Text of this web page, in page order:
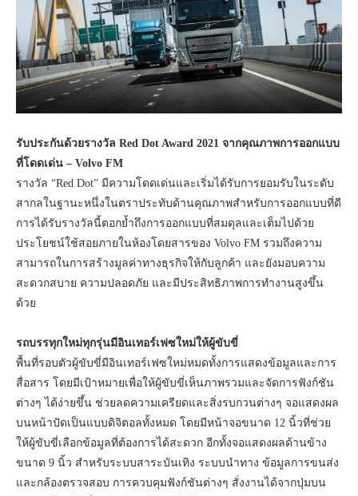
รับประกันด้วยรางวัล Red Dot Award 2021 จากคุณภาพการออกแบบ
ที่โดดเด่น – Volvo FM
รางวัล “Red Dot” มีความโดดเด่นและเริ่มได้รับการยอมรับในระดับ
สากลในฐานะหนึ่งในตราประทับด้านคุณภาพสำหรับการออกแบบที่ดี
การได้รับรางวัลนี้ตอกย้ำถึงการออกแบบที่สมดุลและเต็มไปด้วย
ประโยชน์ใช้สอยภายในห้องโดยสารของ Volvo FM รวมถึงความ
สามารถในการสร้างมูลค่าทางธุรกิจให้กับลูกค้า และยังมอบความ
สะดวกสบาย ความปลอดภัย และมีประสิทธิภาพการทำงานสูงขึ้น
ด้วย
รถบรรทุกใหม่ทุกรุ่นมีอินเทอร์เฟซใหม่ให้ผู้ขับขี่
พื้นที่รอบตัวผู้ขับขี่มีอินเทอร์เฟซใหม่หมดทั้งการแสดงข้อมูลและการ
สื่อสาร โดยมีเป้าหมายเพื่อให้ผู้ขับขี่เห็นภาพรวมและจัดการฟังก์ชัน
ต่างๆ ได้ง่ายขึ้น ช่วยลดความเครียดและสิ่งรบกวนต่างๆ จอแสดงผล
บนหน้าปัดเป็นแบบดิจิตอลทั้งหมด โดยมีหน้าจอขนาด 12 นิ้วที่ช่วย
ให้ผู้ขับขี่เลือกข้อมูลที่ต้องการได้สะดวก อีกทั้งจอแสดงผลด้านข้าง
ขนาด 9 นิ้ว สำหรับระบบสาระบันเทิง ระบบนำทาง ข้อมูลการขนส่ง
และกล้องตรวจสอบ การควบคุมฟังก์ชันต่างๆ สั่งงานได้จากปุ่มบน